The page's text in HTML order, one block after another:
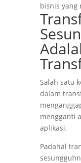
bisnis yang
Salah satu
dalam
mengganti
aplikasi.
Padahal